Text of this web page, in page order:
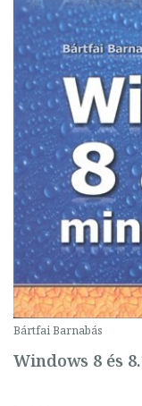
Bártfai Barnabás
Windows 8 és